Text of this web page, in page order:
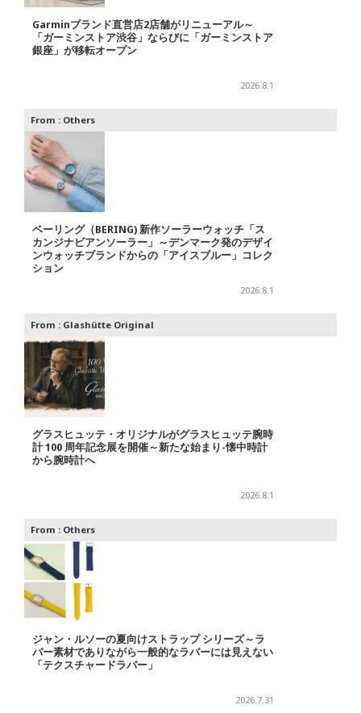
Garminブランド直営店2店舗がリニューアル～
「ガーミンストア渋谷」ならびに「ガーミンストア
銀座」が移転オープン
2026.8.1
From : Others
ベーリング（BERING) 新作ソーラーウォッチ「ス
カンジナビアンソーラー」～デンマーク発のデザイ
ンウォッチブランドからの「アイスブルー」コレク
ション
2026.8.1
From : Glashütte Original
グラスヒュッテ・オリジナルがグラスヒュッテ腕時
計 100 周年記念展を開催～新たな始まり-懐中時計
から腕時計へ
2026.8.1
From : Others
ジャン・ルソーの夏向けストラップ シリーズ～ラ
バー素材でありながら一般的なラバーには見えない
「テクスチャードラバー」
2026.7.31